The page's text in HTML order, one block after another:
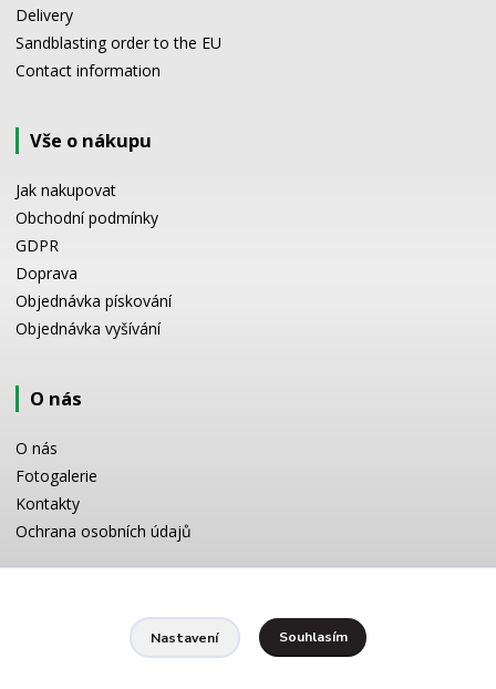
Delivery
Sandblasting order to the EU
Contact information
Vše o nákupu
Jak nakupovat
Obchodní podmínky
GDPR
Doprava
Objednávka pískování
Objednávka vyšívání
O nás
O nás
Fotogalerie
Kontakty
Ochrana osobních údajů
Potřebujete poradit s výběrem? Neváhejte se zeptat:
Nastavení Souhlasím